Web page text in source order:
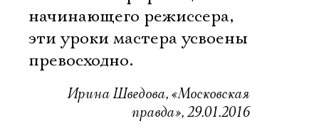
начинающего режиссера,
эти уроки мастера усвоены
превосходно.
Ирина Шведова, «Московская
правда», 29.01.2016